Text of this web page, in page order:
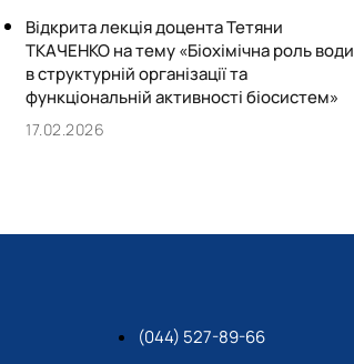
Відкрита лекція доцента Тетяни
ТКАЧЕНКО на тему «Біохімічна роль води
в структурній організації та
функціональній активності біосистем»
17.02.2026
(044) 527-89-66